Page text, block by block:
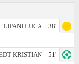
LIPANI LUCA
38'
KRISTIAN
51'